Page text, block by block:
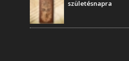
születésnapra